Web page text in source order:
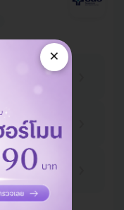
64,000 บาท
70,000 บาท
×